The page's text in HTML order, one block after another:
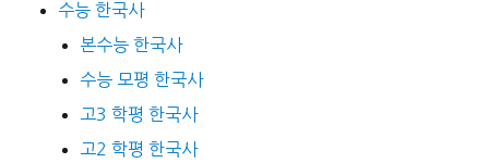
수능 한국사
본수능 한국사
수능 모평 한국사
고3 학평 한국사
고2 학평 한국사